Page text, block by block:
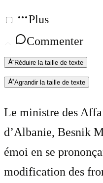
Plus
Commenter
Réduire la taille de texte
Agrandir la taille de texte
Le ministre des
d’Albanie, Besnik
émoi en se
modification des